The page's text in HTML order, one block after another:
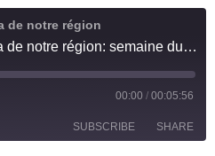
de notre région
les sorties cinéma de notre région: semaine du 16 au 22 mars
00:00 / 00:05:56
SUBSCRIBE SHARE